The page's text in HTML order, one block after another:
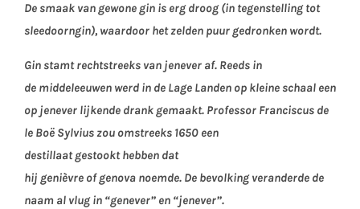
De smaak van gewone gin is erg droog (in tegenstelling tot
sleedoorngin), waardoor het zelden puur gedronken wordt.
Gin stamt rechtstreeks van jenever af. Reeds in
de middeleeuwen werd in de Lage Landen op kleine schaal een
op jenever lijkende drank gemaakt. Professor Franciscus de
le Boë Sylvius zou omstreeks 1650 een
destillaat gestookt hebben dat
hij genièvre of genova noemde. De bevolking veranderde de
naam al vlug in “genever” en “jenever”.